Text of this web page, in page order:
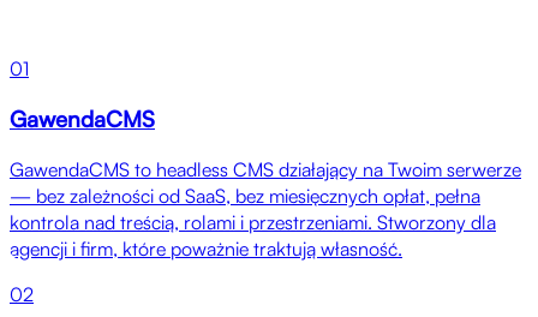
01
GawendaCMS
GawendaCMS to headless CMS działający na Twoim serwerze
— bez zależności od SaaS, bez miesięcznych opłat, pełna
kontrola nad treścią, rolami i przestrzeniami. Stworzony dla
agencji i firm, które poważnie traktują własność.
02